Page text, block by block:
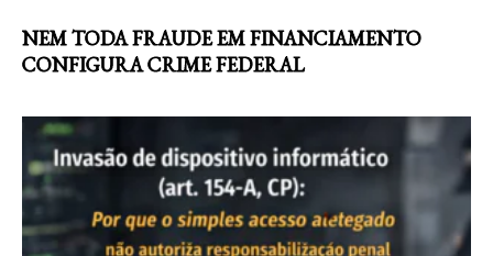
NEM TODA FRAUDE EM FINANCIAMENTO
CONFIGURA CRIME FEDERAL